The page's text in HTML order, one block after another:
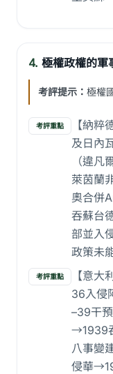
4. 極權政權的軍
考評提示： 極權
考評重點
【納
及日內
（違
萊茵蘭
奧合併
吞蘇台
部並入
政策未
考評重點
【意
36入侵
–39干
→1939
八事變
侵華